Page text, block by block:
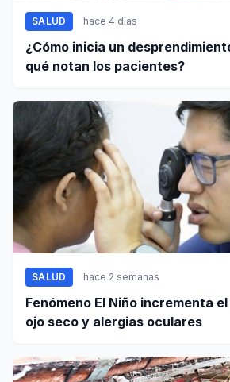
SALUD hace 4 días
¿Cómo inicia un
qué notan los pacientes?
SALUD hace 2 semanas
Fenómeno El Niño incrementa
ojo seco y alergias oculares